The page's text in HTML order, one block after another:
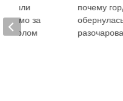
почему
были
прямо за
столом